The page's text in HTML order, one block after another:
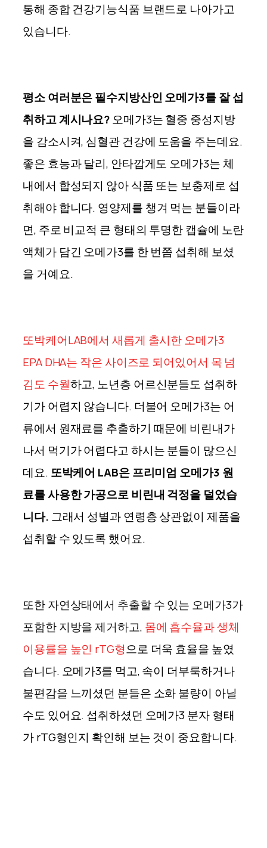
통해 종합 건강기능식품 브랜드로 나아가고
있습니다.
평소 여러분은 필수지방산인 오메가3를 잘 섭
취하고 계시나요?오메가3는 혈중 중성지방
을 감소시켜, 심혈관 건강에 도움을 주는데요.
좋은 효능과 달리, 안타깝게도 오메가3는 체
내에서 합성되지 않아 식품 또는 보충제로 섭
취해야 합니다. 영양제를 챙겨 먹는 분들이라
면, 주로 비교적 큰 형태의 투명한 캡슐에 노란
액체가 담긴 오메가3를 한 번쯤 섭취해 보셨
을 거예요.
또박케어LAB에서 새롭게 출시한 오메가3
EPA DHA는 작은 사이즈로 되어있어서 목 넘
김도 수월하고, 노년층 어르신분들도 섭취하
기가 어렵지 않습니다. 더불어 오메가3는 어
류에서 원재료를 추출하기 때문에 비린내가
나서 먹기가 어렵다고 하시는 분들이 많으신
데요. 또박케어 LAB은 프리미엄 오메가3 원
료를 사용한 가공으로 비린내 걱정을 덜었습
니다. 그래서 성별과 연령층 상관없이 제품을
섭취할 수 있도록 했어요.
또한자연상태에서 추출할 수 있는 오메가3가
포함한 지방을 제거하고, 몸에 흡수율과 생체
이용률을 높인 rTG형으로 더욱 효율을 높였
습니다. 오메가3를 먹고, 속이 더부룩하거나
불편감을 느끼셨던 분들은 소화 불량이 아닐
수도 있어요. 섭취하셨던 오메가3 분자 형태
가 rTG형인지 확인해 보는 것이 중요합니다.